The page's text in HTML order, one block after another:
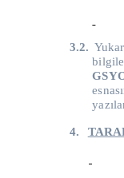
3.2.
4.